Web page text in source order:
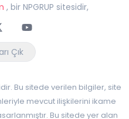
, bir NPGRUP sitesidir,
Youtube
Çık
Bu sitede verilen bilgiler, site
mevcut ilişkilerini ikame
Bu sitede yer alan